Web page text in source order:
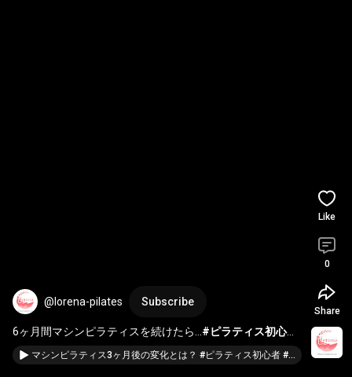
@lorena-pilates Subscribe
6ヶ月間マシンピラティスを続けたら… #ピラティス初心者
#ピラティス動画#マシンピラティス#湘南ライフ
マシンピラティス3ヶ月後の変化とは？ #ピラティス初心者 #マシンピラティス #美容 #湘南ピラティス
Like
0
Share